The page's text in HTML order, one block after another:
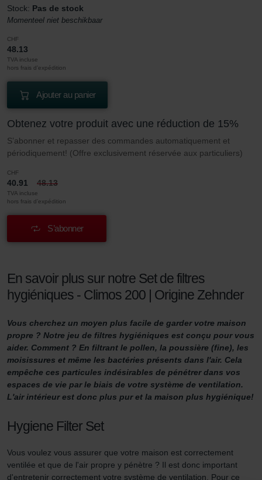
Stock: Pas de stock
Momenteel niet beschikbaar
CHF
48.13
TVA incluse
hors frais d’expédition
Ajouter au panier
Obtenez votre produit avec une réduction de 15%
S’abonner et repasser des commandes automatiquement et
périodiquement! (Offre exclusivement réservée aux particuliers)
CHF
40.91 48.13
TVA incluse
hors frais d’expédition
S’abonner
En savoir plus sur notre Set de filtres
hygiéniques - Climos 200 | Origine Zehnder
Vous cherchez un moyen plus facile de garder votre maison
propre ? Notre jeu de filtres hygiéniques est conçu pour vous
aider. Comment ? En filtrant le pollen, la poussière (fine), les
moisissures et même les bactéries présents dans l'air. Cela
empêche ces particules indésirables de pénétrer dans vos
espaces de vie par le biais de votre système de ventilation.
L'air intérieur est donc plus pur et la maison plus hygiénique!
Hygiene Filter Set
Vous voulez vous assurer que votre maison est correctement
ventilée et que de l'air propre y pénètre ? Il est donc important
d'entretenir correctement votre système de ventilation. Pour ce